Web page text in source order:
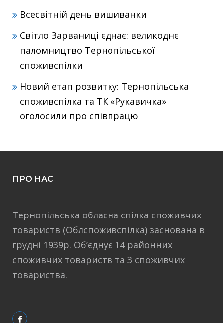
Всесвітній день вишиванки
Світло Зарваниці єднає: великоднє
паломництво Тернопільської
споживспілки
Новий етап розвитку: Тернопільська
споживспілка та ТК «Рукавичка»
оголосили про співпрацю
ПРО НАС
Тернопільська обласна спілка споживчих
товариств (Облспоживспілка) заснована в
грудні 1939р. Об’єднує 14 районних
споживчих товариств та 3 споживчих
товариства.